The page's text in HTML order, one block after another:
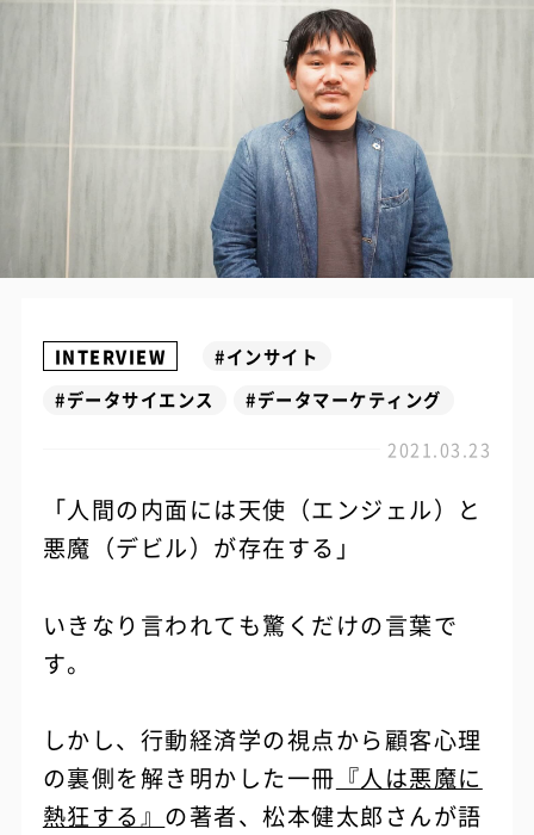
INTERVIEW
#インサイト
#データサイエンス
#データマーケティング
2021.03.23
「人間の内面には天使（エンジェル）と
悪魔（デビル）が存在する」
いきなり言われても驚くだけの言葉で
す。
しかし、行動経済学の視点から顧客心理
の裏側を解き明かした一冊 『人は悪魔に
熱狂する』 の著者、松本健太郎さんが語